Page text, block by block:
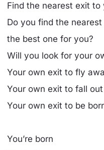
Find the nearest exit to
Do you find the nearest
the best one for you?
Will you look for your
Your own exit to fly
Your own exit to fall out
Your own exit to be
You’re born